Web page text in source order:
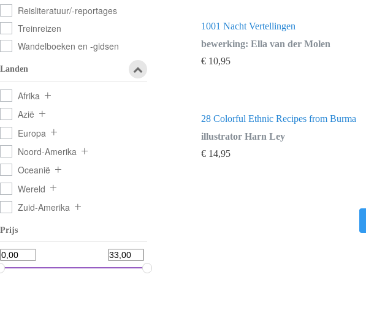
1001 Nacht Vertellingen
bewerking: Ella van der Molen
€ 10,95
28 Colorful Ethnic Recipes from Burma
illustrator Harn Ley
€ 14,95
Reisliteratuur/-reportages
Treinreizen
Wandelboeken en -gidsen
Landen
Afrika
Azië
Europa
Noord-Amerika
Oceanië
Wereld
Zuid-Amerika
Prijs